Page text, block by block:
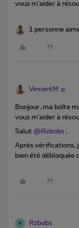
vous m’aider à
1 personne
VincentM
Bonjour, ma boîte
vous m’aider à
Salut @Rzbobs ,
Après vérifications,
bien été
R Rzbobs